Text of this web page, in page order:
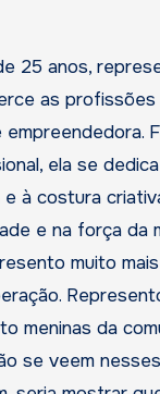
25 anos,
as profissões
empreendedora.
ela se
e à costura
e na força da
muito
meninas da
se veem